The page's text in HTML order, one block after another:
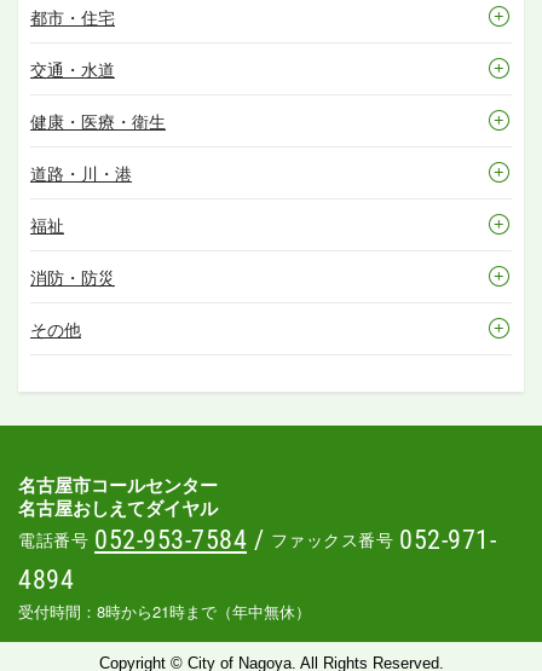
都市・住宅
交通・水道
健康・医療・衛生
道路・川・港
福祉
消防・防災
その他
名古屋市コールセンター
名古屋おしえてダイヤル
電話番号 052-953-7584 / ファックス番号 052-971-
4894
受付時間：8時から21時まで（年中無休）
Copyright © City of Nagoya. All Rights Reserved.